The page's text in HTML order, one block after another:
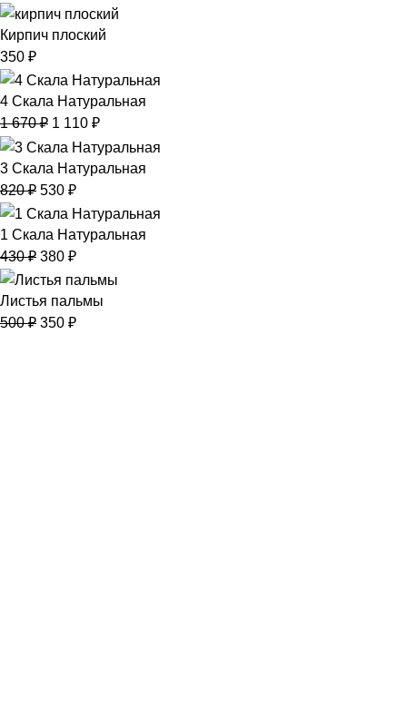
Кирпич плоский
350 ₽
4 Скала Натуральная
1 670₽ 1 110 ₽
3 Скала Натуральная
820₽ 530 ₽
1 Скала Натуральная
430₽ 380 ₽
Листья пальмы
500₽ 350 ₽